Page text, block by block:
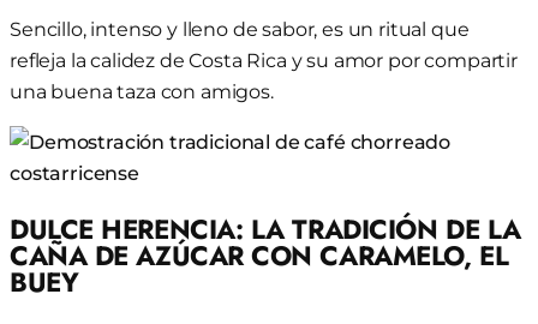
Sencillo, intenso y lleno de sabor, es un ritual que
refleja la calidez de Costa Rica y su amor por compartir
una buena taza con amigos.
DULCE HERENCIA: LA TRADICIÓN DE LA
CAÑA DE AZÚCAR CON CARAMELO, EL
BUEY